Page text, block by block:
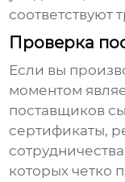
соответствуют
Проверка
Если вы
моментом
поставщиков
сертификаты,
которых четко